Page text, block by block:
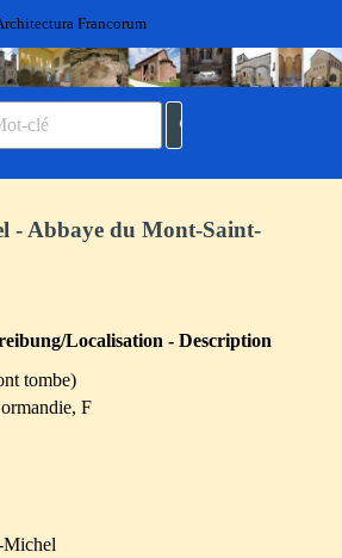
Francorum
- Abbaye du Mont-Saint-
Localisation - Description
tombe)
F
Michel